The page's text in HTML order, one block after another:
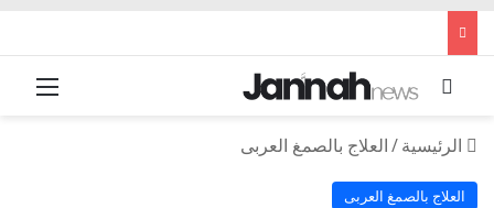
بحث عن
الرئيسية/العلاج بالصمغ العربى
العلاج بالصمغ العربى